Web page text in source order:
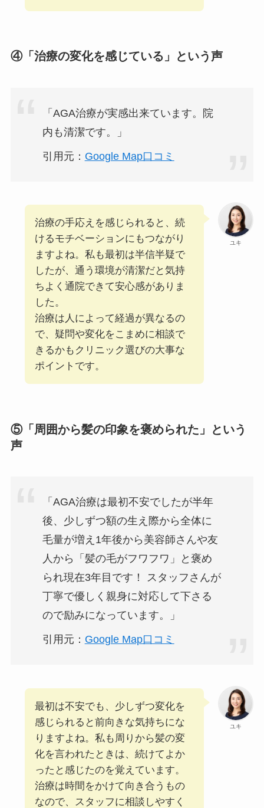
④「治療の変化を感じている」という声
「AGA治療が実感出来ています。院
内も清潔です。」
引用元： Google Map口コミ
ユキ
治療の手応えを感じられると、続
けるモチベーションにもつながり
ますよね。私も最初は半信半疑で
したが、通う環境が清潔だと気持
ちよく通院できて安心感がありま
した。
治療は人によって経過が異なるの
で、疑問や変化をこまめに相談で
きるかもクリニック選びの大事な
ポイントです。
⑤「周囲から髪の印象を褒められた」という
声
「AGA治療は最初不安でしたが半年
後、少しずつ額の生え際から全体に
毛量が増え1年後から美容師さんや友
人から「髪の毛がフワフワ」と褒め
られ現在3年目です！ スタッフさんが
丁寧で優しく親身に対応して下さる
ので励みになっています。」
引用元： Google Map口コミ
ユキ
最初は不安でも、少しずつ変化を
感じられると前向きな気持ちにな
りますよね。私も周りから髪の変
化を言われたときは、続けてよか
ったと感じたのを覚えています。
治療は時間をかけて向き合うもの
なので、スタッフに相談しやすく